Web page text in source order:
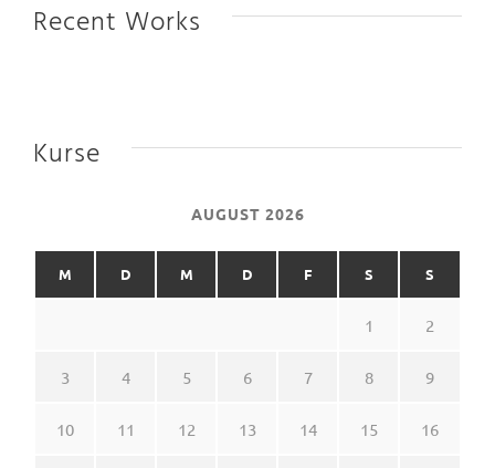
Recent Works
Kurse
AUGUST 2026
M D M D F S S
1 2
3 4 5 6 7 8 9
10 11 12 13 14 15 16